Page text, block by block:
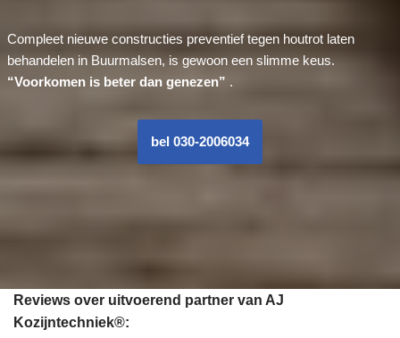
Compleet nieuwe constructies preventief tegen houtrot laten
behandelen in Buurmalsen, is gewoon een slimme keus.
“Voorkomen is beter dan genezen” .
bel 030-2006034
Reviews over uitvoerend partner van AJ
Kozijntechniek®: